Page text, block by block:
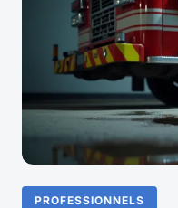
PROFESSIONNELS